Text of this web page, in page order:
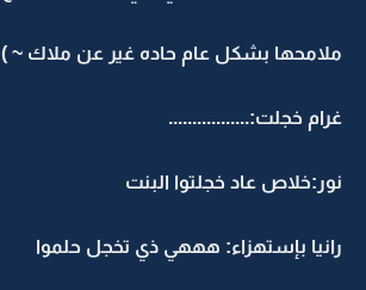
ملامحها بشكل عام حاده غير عن ملاك ~ )
غرام خجلت:.................
نور:خلاص عاد خجلتوا البنت
رانيا بإستهزاء: هههي ذي تخجل حلموا